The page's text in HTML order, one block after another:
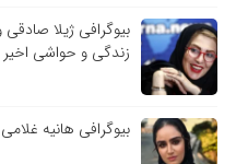
بیوگرافی ژیلا
زندگی و حواشی اخیر
بیوگرافی هانیه